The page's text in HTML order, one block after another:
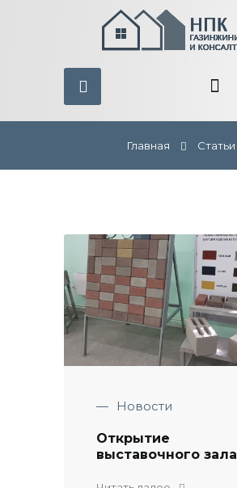
Главная Статьи
— Новости
Открытие
выставочного зала